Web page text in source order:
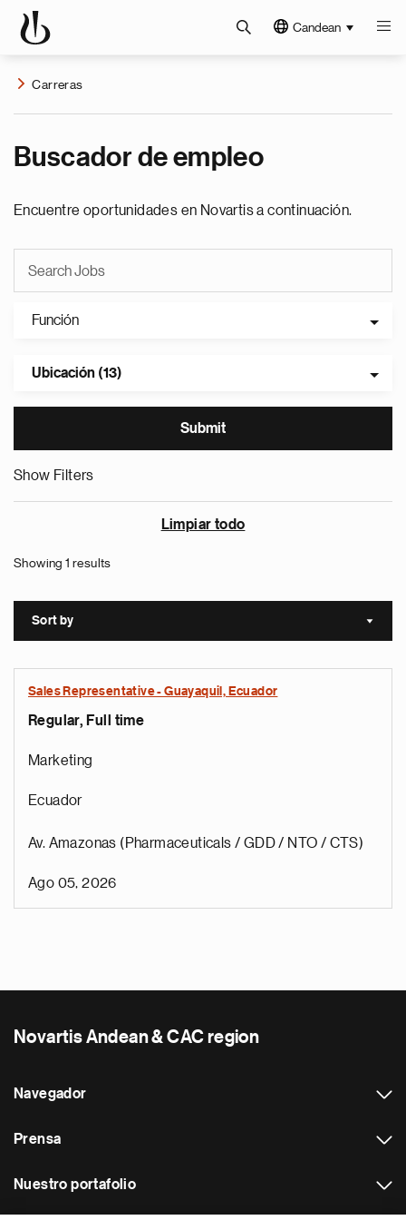
Candean
Carreras
Buscador de empleo
Encuentre oportunidades en Novartis a continuación.
Función
Ubicación (13)
Show Filters
Limpiar todo
Showing 1 results
Sort by Sort
Sales Representative - Guayaquil, Ecuador
Regular, Full time
Marketing
Ecuador
Av. Amazonas (Pharmaceuticals / GDD / NTO / CTS)
Ago 05, 2026
Novartis Andean & CAC region
Navegador
Prensa
Nuestro portafolio